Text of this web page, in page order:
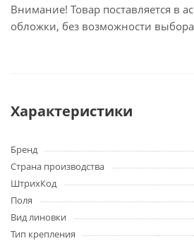
Внимание! Товар поставляется в
обложки, без возможности
Характеристики
Бренд
Страна производства
ШтрихКод
Поля
Вид линовки
Тип крепления